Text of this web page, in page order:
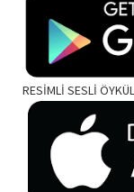
RESİMLİ SESLİ